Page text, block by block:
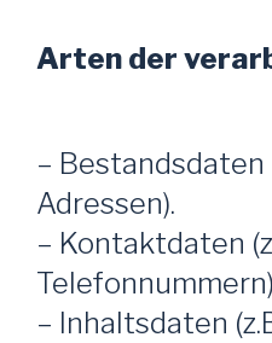
Arten der
– Bestandsdaten
Adressen).
– Kontaktdaten
– Inhaltsdaten